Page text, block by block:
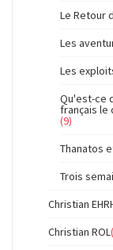
Le Retour
Les
Les
Qu'est-ce
français le
(9)
Thanatos
Trois
Christian
Christian ROL